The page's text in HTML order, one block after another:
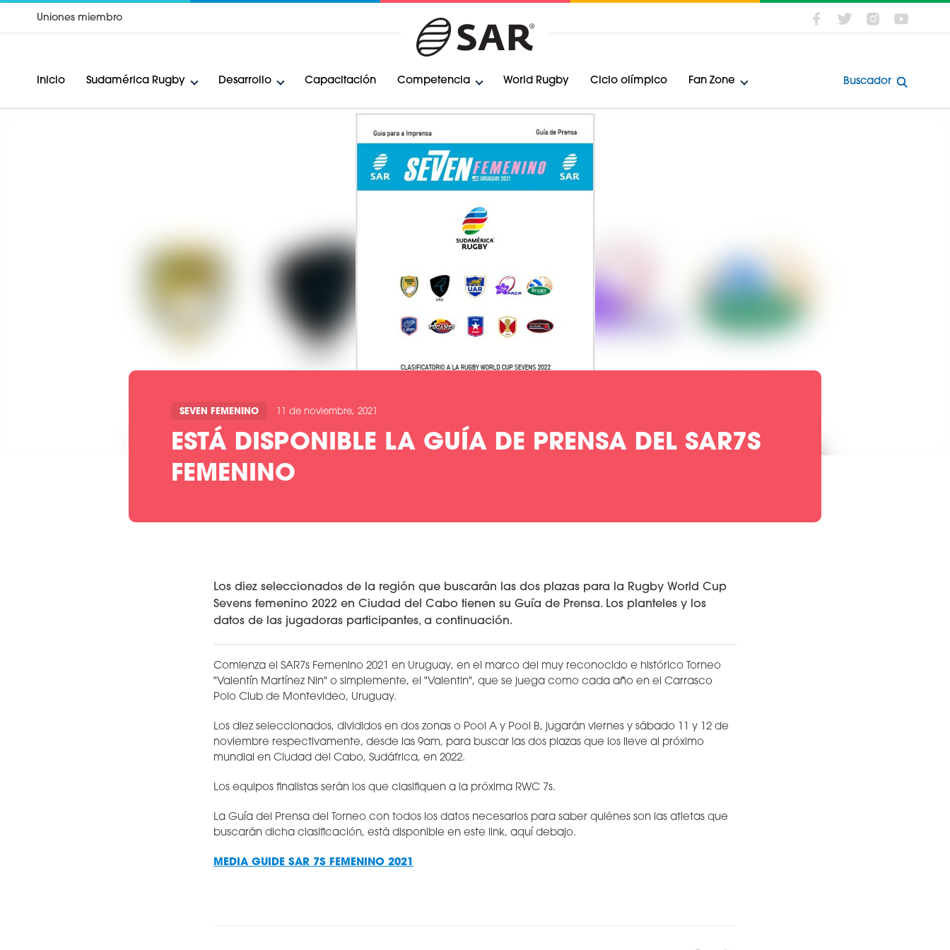
Uniones miembro
Inicio Sudamérica Rugby Desarrollo Capacitación Competencia World Rugby Ciclo olímpico Fan Zone Buscador
SEVEN FEMENINO 11 de noviembre, 2021
ESTÁ DISPONIBLE LA GUÍA DE PRENSA DEL SAR7S
FEMENINO
Los diez seleccionados de la región que buscarán las dos plazas para la Rugby World Cup
Sevens femenino 2022 en Ciudad del Cabo tienen su Guía de Prensa. Los planteles y los
datos de las jugadoras participantes, a continuación.
Comienza el SAR7s Femenino 2021 en Uruguay, en el marco del muy reconocido e histórico Torneo
"Valentín Martínez Nin" o simplemente, el "Valentin", que se juega como cada año en el Carrasco
Polo Club de Montevideo, Uruguay.
Los diez seleccionados, divididos en dos zonas o Pool A y Pool B, jugarán viernes y sábado 11 y 12 de
noviembre respectivamente, desde las 9am, para buscar las dos plazas que los lleve al próximo
mundial en Ciudad del Cabo, Sudáfrica, en 2022.
Los equipos finalistas serán los que clasifiquen a la próxima RWC 7s.
La Guía del Prensa del Torneo con todos los datos necesarios para saber quiénes son las atletas que
buscarán dicha clasificación, está disponible en este link, aquí debajo.
MEDIA GUIDE SAR 7S FEMENINO 2021